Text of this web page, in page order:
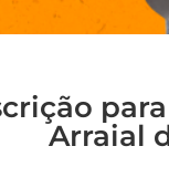
Arraial